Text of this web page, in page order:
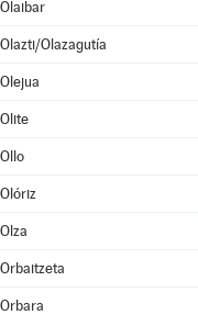
Olaibar
Olazti/Olazagutía
Olejua
Olite
Ollo
Olóriz
Olza
Orbaitzeta
Orbara